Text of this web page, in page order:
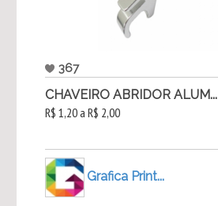
367
CHAVEIRO ABRIDOR ALUM...
R$ 1,20 a R$ 2,00
Grafica Print...